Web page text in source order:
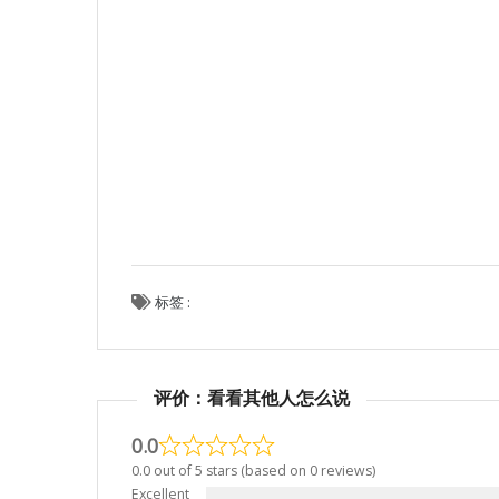
标签 :
评价：看看其他人怎么说
0.0
0.0 out of 5 stars (based on 0 reviews)
Excellent